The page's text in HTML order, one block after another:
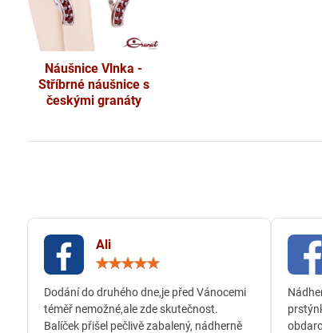
Náušnice Vlnka -
Stříbrné náušnice s
českými granáty
Ali
/
5
Dodání do druhého dne,je před Vánocemi
téměř nemožné,ale zde skutečnost.
Balíček přišel pečlivě zabalený, nádherně